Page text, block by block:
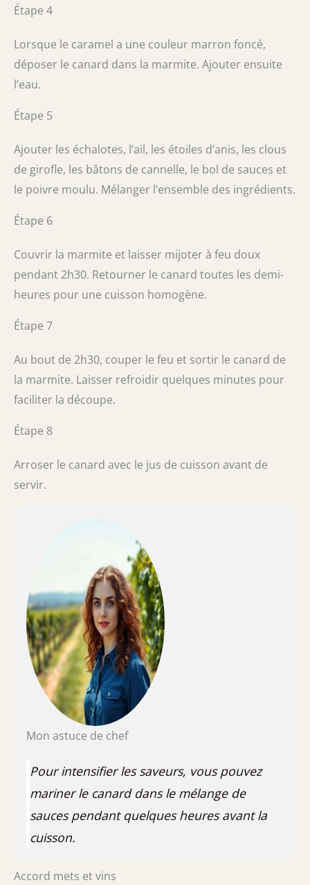
Étape 4
Lorsque le caramel a une couleur marron foncé,
déposer le canard dans la marmite. Ajouter ensuite
l’eau.
Étape 5
Ajouter les échalotes, l’ail, les étoiles d’anis, les clous
de girofle, les bâtons de cannelle, le bol de sauces et
le poivre moulu. Mélanger l’ensemble des ingrédients.
Étape 6
Couvrir la marmite et laisser mijoter à feu doux
pendant 2h30. Retourner le canard toutes les demi-
heures pour une cuisson homogène.
Étape 7
Au bout de 2h30, couper le feu et sortir le canard de
la marmite. Laisser refroidir quelques minutes pour
faciliter la découpe.
Étape 8
Arroser le canard avec le jus de cuisson avant de
servir.
Mon astuce de chef
Pour intensifier les saveurs, vous pouvez
mariner le canard dans le mélange de
sauces pendant quelques heures avant la
cuisson.
Accord mets et vins